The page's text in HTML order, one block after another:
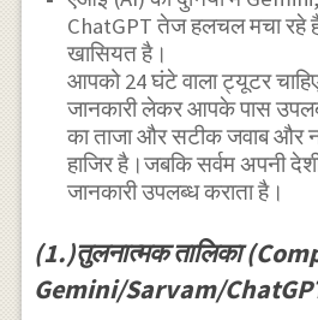
ChatGPT तेज हलचल मचा रहे
खासियत है।
आपको 24 घंटे वाला ट्यूटर
जानकारी लेकर आपके पास
का ताजा और सटीक जवाब और
हाजिर है।जबकि सर्वम अपनी
जानकारी उपलब्ध कराता है।
(1.)तुलनात्मक तालिका
Gemini/Sarvam/